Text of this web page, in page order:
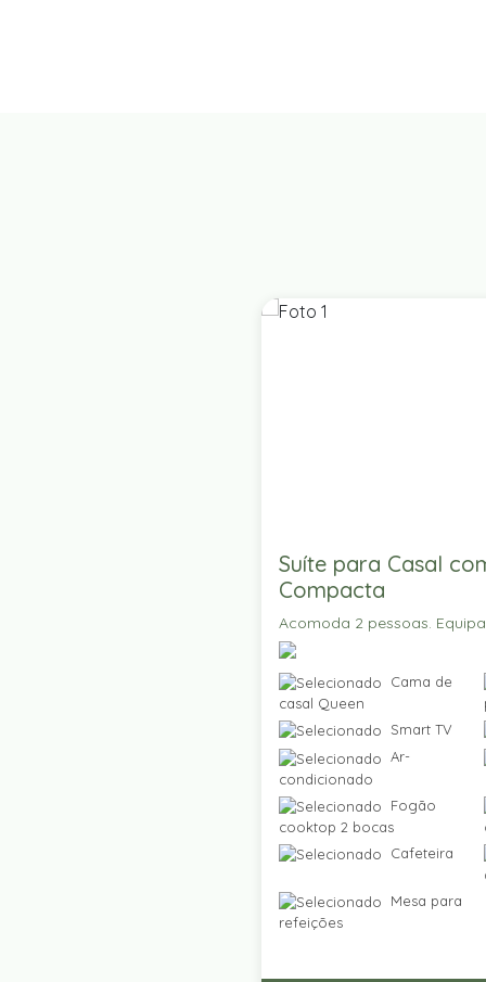
Suíte para Casal
Compacta
Acomoda 2 pessoas.
Cama de
casal Queen
Smart TV
Ar-
condicionado
Fogão
cooktop 2 bocas
Cafeteira
Mesa para
refeições